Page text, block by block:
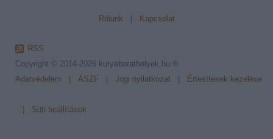
Rólunk Kapcsolat
RSS
Copyright © 2014-2026 kutyabarathelyek.hu ®
Adatvédelem
ÁSZF Jogi nyilatkozat Értesítések kezelése
Süti beállítások